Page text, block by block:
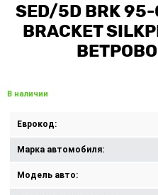
SED/5D BRK 95-
BRACKET
В наличии
Еврокод:
Марка автомобиля:
Модель авто:
РЕМОНТ
ПОЛИТИКА